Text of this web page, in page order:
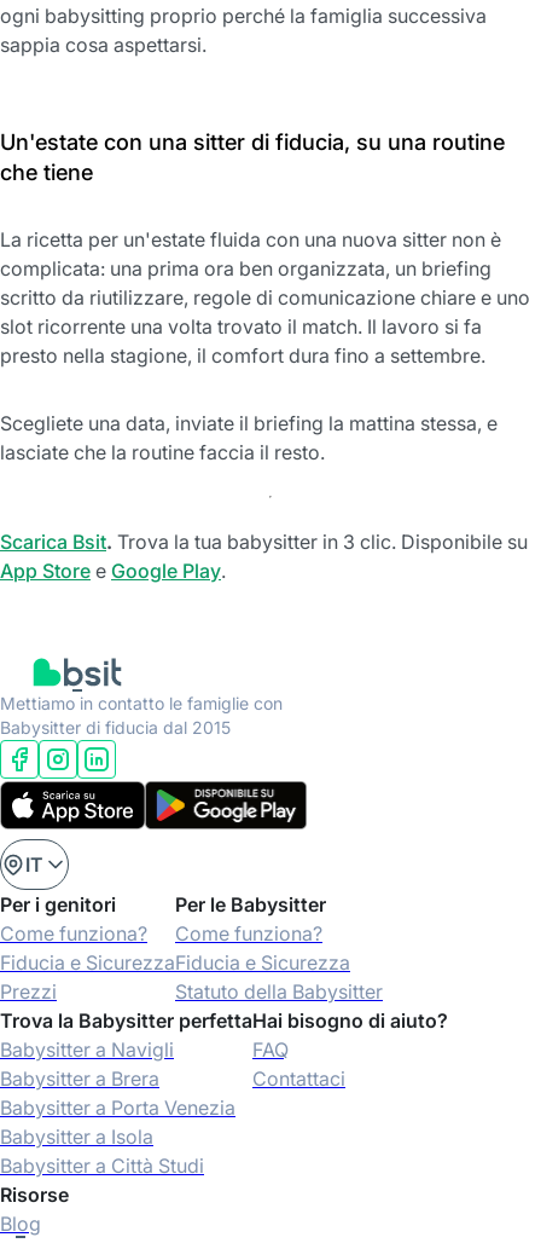
ogni babysitting proprio perché la famiglia successiva
sappia cosa aspettarsi.
Un'estate con una sitter di fiducia, su una routine
che tiene
La ricetta per un'estate fluida con una nuova sitter non è
complicata: una prima ora ben organizzata, un briefing
scritto da riutilizzare, regole di comunicazione chiare e uno
slot ricorrente una volta trovato il match. Il lavoro si fa
presto nella stagione, il comfort dura fino a settembre.
Scegliete una data, inviate il briefing la mattina stessa, e
lasciate che la routine faccia il resto.
Scarica Bsit. Trova la tua babysitter in 3 clic. Disponibile su
App Store e Google Play.
Mettiamo in contatto le famiglie con
Babysitter di fiducia dal 2015
IT
Per i genitori
Come funziona?
Fiducia e Sicurezza
Prezzi
Per le Babysitter
Come funziona?
Fiducia e Sicurezza
Statuto della Babysitter
Trova la Babysitter perfetta
Babysitter a Navigli
Babysitter a Brera
Babysitter a Porta Venezia
Babysitter a Isola
Babysitter a Città Studi
Hai bisogno di aiuto?
FAQ
Contattaci
Risorse
Blog